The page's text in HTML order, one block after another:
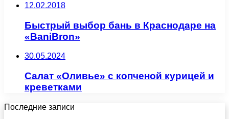
12.02.2018
Быстрый выбор бань в Краснодаре на
«BaniBron»
30.05.2024
Салат «Оливье» с копченой курицей и
креветками
Последние записи